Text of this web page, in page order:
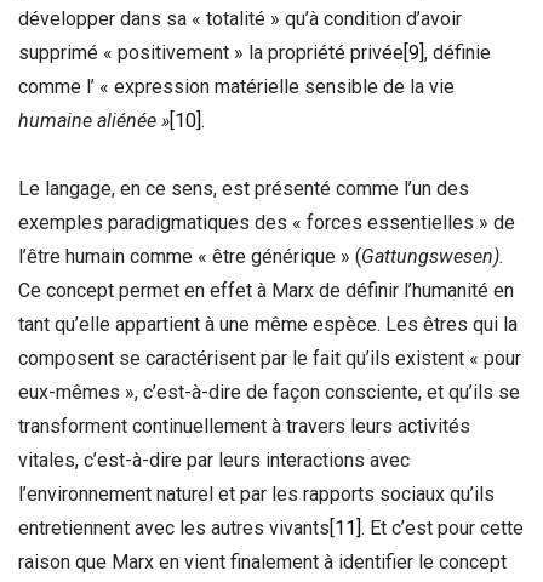
développer dans sa « totalité » qu’à condition d’avoir
supprimé « positivement » la propriété privée [9] , définie
comme l’ « expression matérielle sensible de la vie
humaine aliénée » [10] .
Le langage, en ce sens, est présenté comme l’un des
exemples paradigmatiques des « forces essentielles » de
l’être humain comme « être générique » (Gattungswesen).
Ce concept permet en effet à Marx de définir l’humanité en
tant qu’elle appartient à une même espèce. Les êtres qui la
composent se caractérisent par le fait qu’ils existent « pour
eux-mêmes », c’est-à-dire de façon consciente, et qu’ils se
transforment continuellement à travers leurs activités
vitales, c’est-à-dire par leurs interactions avec
l’environnement naturel et par les rapports sociaux qu’ils
entretiennent avec les autres vivants[11]. Et c’est pour cette
raison que Marx en vient finalement à identifier le concept